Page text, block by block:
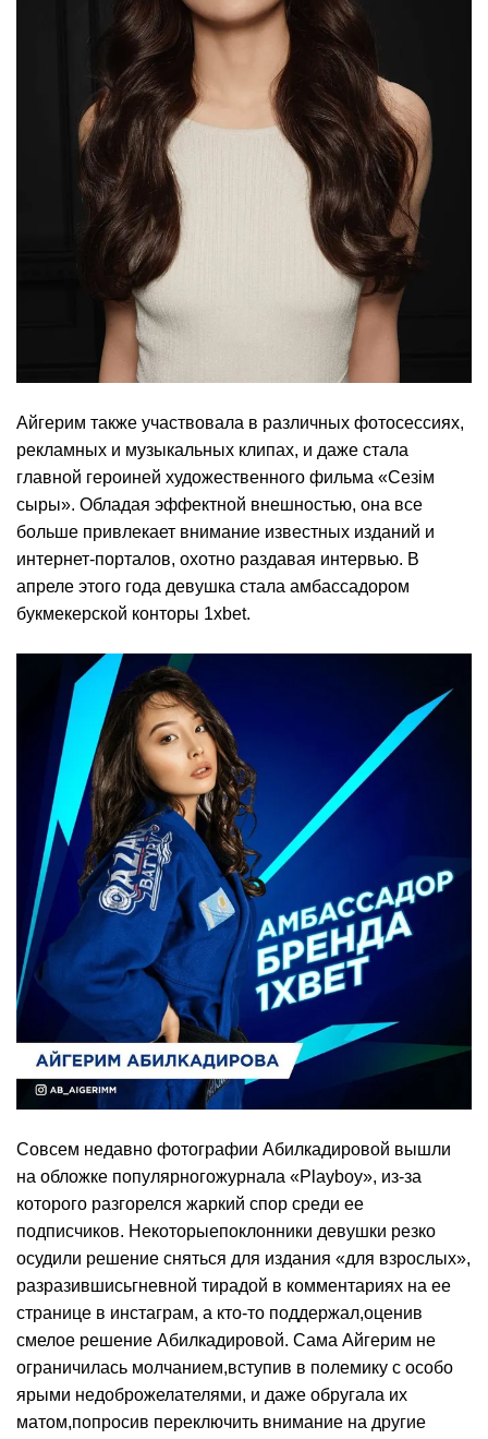
Айгерим также участвовала в различных фотосессиях,
рекламных и музыкальных клипах, и даже стала
главной героиней художественного фильма «Сезiм
сыры». Обладая эффектной внешностью, она все
больше привлекает внимание известных изданий и
интернет-порталов, охотно раздавая интервью. В
апреле этого года девушка стала амбассадором
букмекерской конторы 1xbet.
Совсем недавно фотографии Абилкадировой вышли
на обложке популярногожурнала «Playboy», из-за
которого разгорелся жаркий спор среди ее
подписчиков. Некоторыепоклонники девушки резко
осудили решение сняться для издания «для взрослых»,
разразившисьгневной тирадой в комментариях на ее
странице в инстаграм, а кто-то поддержал,оценив
смелое решение Абилкадировой. Сама Айгерим не
ограничилась молчанием,вступив в полемику с особо
ярыми недоброжелателями, и даже обругала их
матом,попросив переключить внимание на другие